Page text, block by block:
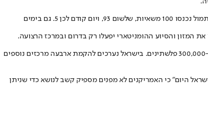
בלחץ אמריקני, למרות שמרכזי הסיוע ההומניטארי שהקימה ישראל טרם החלו לפעול, בימים האחרונים החלה ישראל בהכנסת סיוע הומניטארי לרצועה. אתמול נכנסו 100 משאיות, שלשום 93, ויום קודם לכן 5. גם בימים
המזון והסיוע ההומניטארי יפעלו רק בדרום ובמרכז הרצועה.
עד כה בנתה ישראל ארבעה מרכזים לוגיסטיים לחלוקת הסיוע - שלושה בדרום הרצועה ואחד במרכזה, כאשר כל אחד מהם יכול לחלק את הציוד והמזון לכ-300,000 פלשתינים. בישראל נערכים להקמת ארבעה מרכזים נוספים
היום" כי האמריקנים לא מפנים מספיק קשב לנושא כדי שניתן